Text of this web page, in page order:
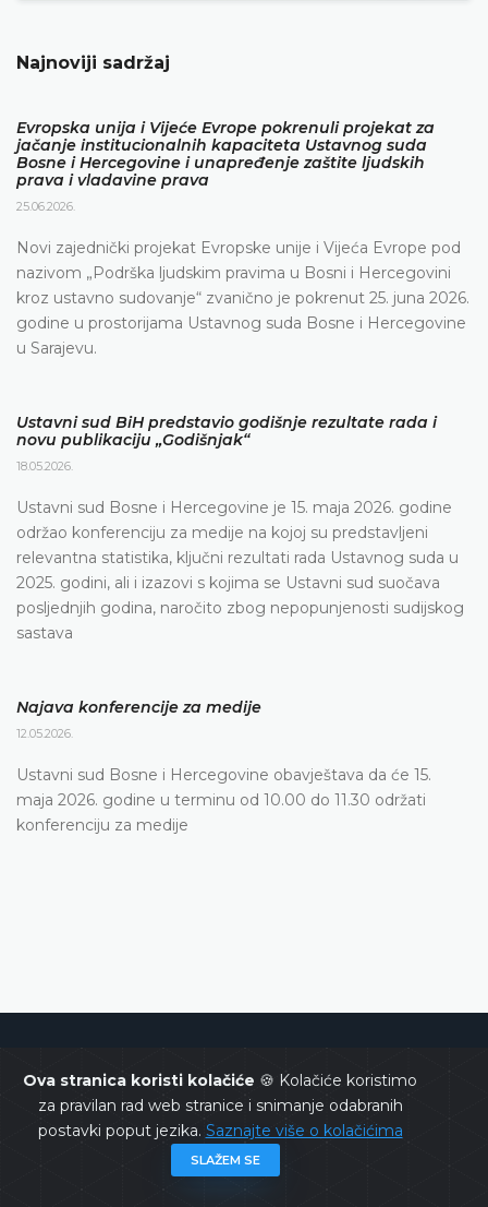
Ova stranica koristi kolačiće 🍪 Kolačiće koristimo
za pravilan rad web stranice i snimanje odabranih
postavki poput jezika. Saznajte više o kolačićima
SLAŽEM SE
Najnoviji sadržaj
Evropska unija i Vijeće Evrope pokrenuli projekat za
jačanje institucionalnih kapaciteta Ustavnog suda
Bosne i Hercegovine i unapređenje zaštite ljudskih
prava i vladavine prava
25.06.2026.
Novi zajednički projekat Evropske unije i Vijeća Evrope pod
nazivom „Podrška ljudskim pravima u Bosni i Hercegovini
kroz ustavno sudovanje“ zvanično je pokrenut 25. juna 2026.
godine u prostorijama Ustavnog suda Bosne i Hercegovine
u Sarajevu.
Ustavni sud BiH predstavio godišnje rezultate rada i
novu publikaciju „Godišnjak“
18.05.2026.
Ustavni sud Bosne i Hercegovine je 15. maja 2026. godine
održao konferenciju za medije na kojoj su predstavljeni
relevantna statistika, ključni rezultati rada Ustavnog suda u
2025. godini, ali i izazovi s kojima se Ustavni sud suočava
posljednjih godina, naročito zbog nepopunjenosti sudijskog
sastava
Najava konferencije za medije
12.05.2026.
Ustavni sud Bosne i Hercegovine obavještava da će 15.
maja 2026. godine u terminu od 10.00 do 11.30 održati
konferenciju za medije
Ustavni sud BiH